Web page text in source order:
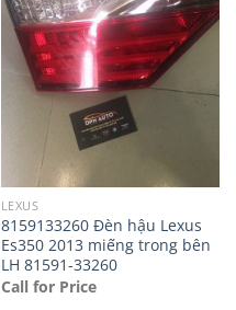
LEXUS
8159133260 Đèn hậu Lexus
Es350 2013 miếng trong bên
LH 81591-33260
Call for Price